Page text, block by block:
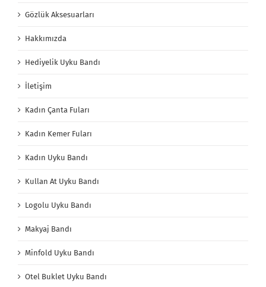
Gözlük Aksesuarları
Hakkımızda
Hediyelik Uyku Bandı
İletişim
Kadın Çanta Fuları
Kadın Kemer Fuları
Kadın Uyku Bandı
Kullan At Uyku Bandı
Logolu Uyku Bandı
Makyaj Bandı
Minfold Uyku Bandı
Otel Buklet Uyku Bandı